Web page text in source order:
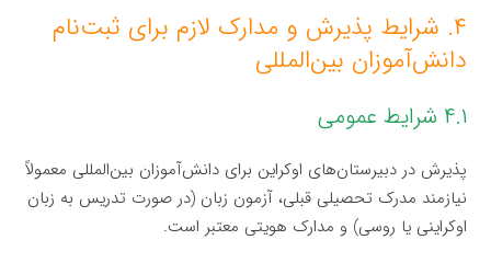
۴. شرایط پذیرش و مدارک لازم برای ثبت‌نام
دانش‌آموزان بین‌المللی
۴.۱ شرایط عمومی
پذیرش در دبیرستان‌های اوکراین برای دانش‌آموزان بین‌المللی معمولاً
نیازمند مدرک تحصیلی قبلی، آزمون زبان (در صورت تدریس به زبان
اوکراینی یا روسی) و مدارک هویتی معتبر است.